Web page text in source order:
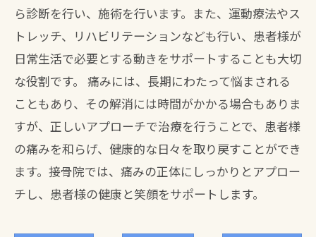
ら診断を行い、施術を行います。また、運動療法やス
トレッチ、リハビリテーションなども行い、患者様が
日常生活で必要とする動きをサポートすることも大切
な役割です。 痛みには、長期にわたって悩まされる
こともあり、その解消には時間がかかる場合もありま
すが、正しいアプローチで治療を行うことで、患者様
の痛みを和らげ、健康的な日々を取り戻すことができ
ます。接骨院では、痛みの正体にしっかりとアプロー
チし、患者様の健康と笑顔をサポートします。